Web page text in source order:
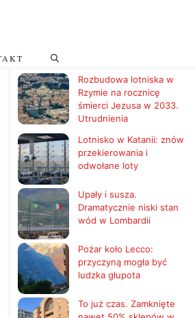
Rozbudowa lotniska w
Rzymie na rocznicę
śmierci Jezusa w 2033.
Utrudnienia
Lotnisko w Katanii: znów
przekierowania i
odwołane loty
Upały i susza.
Dramatycznie niski stan
wód w Lombardii
Pożar koło Lecco:
przyczyną mogła być
ludzka głupota
To już czas. Zamknięte